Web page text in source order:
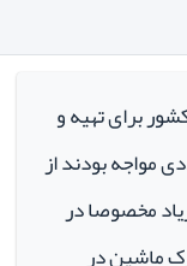
برای تهیه و
مواجه بودند از
مخصوصا در
ماشین در